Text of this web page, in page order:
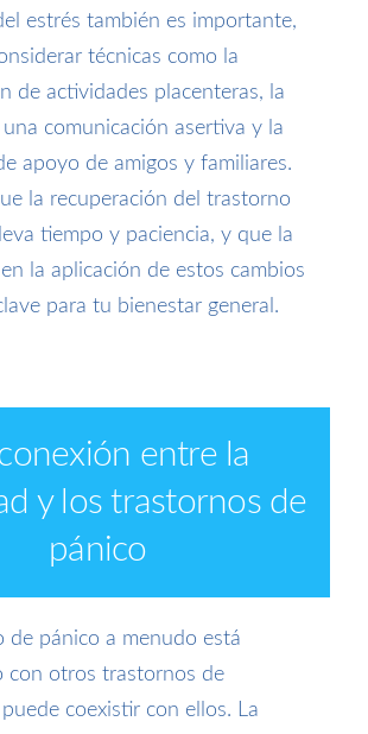
estrés también es importante,
técnicas como la
de actividades placenteras, la
comunicación asertiva y la
apoyo de amigos y familiares.
la recuperación del trastorno
tiempo y paciencia, y que la
la aplicación de estos cambios
para tu bienestar general.
entre la
y los trastornos de
pánico
de pánico a menudo está
con otros trastornos de
coexistir con ellos. La